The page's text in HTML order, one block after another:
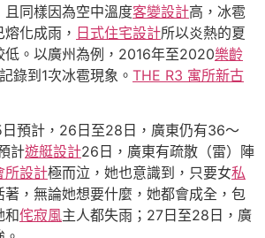
且同樣因為空中溫度客變設計高，冰雹
化成雨， 日式住宅設計所以炎熱的夏
低。以廣州為例，2016年至2020樂齡
錄到1次冰雹現象。 THE R3 寓所新古
預計，26日至28日，廣東仍有36～
計遊艇設計26日，廣東有疏散（雷）陣
所設計極而泣，她也意識到，只要女私
著，無論她想要什麼，她都會成全，包
和侘寂風主人都失雨；27日至28日，廣